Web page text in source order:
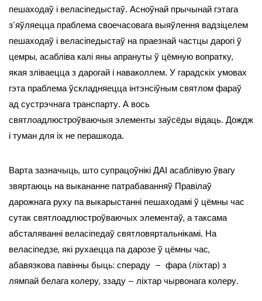
пешаходаў і веласіпедыстаў. Асноўнай прычынай гэтага
з’яўляецца праблема своечасовага выяўлення вадзіцелем
пешаходаў і веласіпедыстаў на праезнай частцы дарогі ў
цемры, асабліва калі яны апрануты ў цёмную вопратку,
якая зліваецца з дарогай і наваколлем. У гарадскіх умовах
гэта праблема ўскладняецца інтэнсіўным святлом фараў
ад сустрэчнага транспарту. А вось
святлоадлюстроўваючыя элементы заўсёды відаць. Дождж
і туман для іх не перашкода.
Варта зазначыць, што супрацоўнікі ДАІ асаблівую ўвагу
звяртаюць на выкананне патрабаванняў Правілаў
дарожнага руху па выкарыстанні пешаходамі ў цёмны час
сутак святлоадлюстроўваючых элементаў, а таксама
абсталяванні веласіпедаў святловяртальнікамі. На
веласіпедзе, які рухаецца па дарозе ў цёмны час,
абавязкова павінны быць: спераду – фара (ліхтар) з
лямпай белага колеру, ззаду – ліхтар чырвонага колеру.